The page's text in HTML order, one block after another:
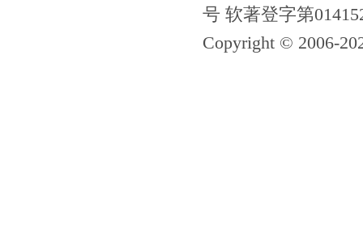
号 软著登字第
Copyright © 2006-